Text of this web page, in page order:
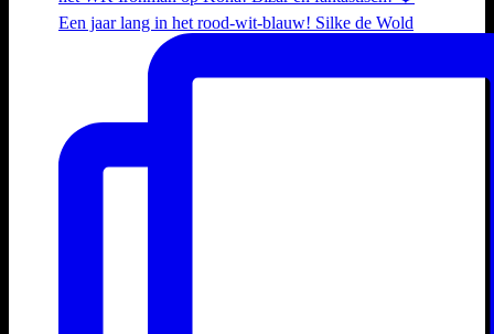
Een jaar lang in het rood-wit-blauw! Silke de Wold